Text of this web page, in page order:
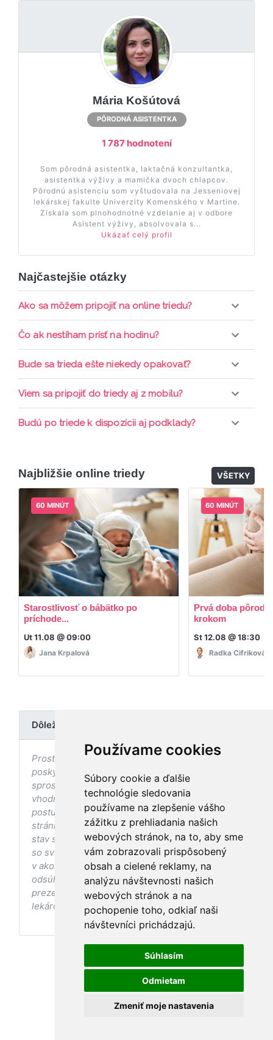
Používame cookies
Súbory cookie a ďalšie
technológie sledovania
používame na zlepšenie vášho
zážitku z prehliadania našich
webových stránok, na to, aby sme
vám zobrazovali prispôsobený
obsah a cielené reklamy, na
analýzu návštevnosti našich
webových stránok a na
pochopenie toho, odkiaľ naši
návštevníci prichádzajú.
Súhlasím
Odmietam
Zmeniť moje nastavenia
Mária Košútová
PÔRODNÁ ASISTENTKA
1 787 hodnotení
Som pôrodná asistentka, laktačná konzultantka,
asistentka výživy a mamička dvoch chlapcov.
Pôrodnú asistenciu som vyštudovala na Jesseniovej
lekárskej fakulte Univerzity Komenského v Martine.
Získala som plnohodnotné vzdelanie aj v odbore
Asistent výživy, absolvovala s...
Ukázať celý profil
Najčastejšie otázky
Ako sa môžem pripojiť na online triedu?
Pripojenie do online triedy prebieha priamo cez
prihlásiť do triedy.
Čo ak nestíham prísť na hodinu?
Každá trieda sa nahráva a je k dispozícií po dobu 7
Bude sa trieda ešte niekedy opakovať?
Triedy sa priebežne opakujú, stačí sledovať ponuku
Viem sa pripojiť do triedy aj z mobilu?
Áno, pripojenie do triedy je možné aj cez mobil,
Budú po triede k dispozícii aj podklady?
dispozícií.
Najbližšie online triedy VŠETKY
60 MINÚT
Starostlivosť o bábätko po
príchode...
Ut 11.08 @ 09:00
Jana Krpalová
60 MINÚT
Prvá doba
krokom
St 12.08 @ 18:30
Radka Cifriková
Dôležité upozornenie
Prostredníctvom stránky nedochádza k
poskytovaniu zdravotnej starostlivosti, ani k jej
sprostredkovaniu, ani k jej nahrádzaniu. O
vhodných postupoch v oblasti zdravia, vhodnosti
postupov a odporúčaní prezentovaných na
stránke s ohľadom na Váš zdravotný
stav sa pred ich aplikáciou vždy vopred poraďte
so svojím ošetrujúcim lekárom, a to najmä ak ste
v akomkoľvek štádiu tehotenstva. Bez
odsúhlasenia postupov a odporúčaní
prezentovaných na stránke Vaším ošetrujúcim
lekárom tieto postupy a odporúčania neaplikujte.